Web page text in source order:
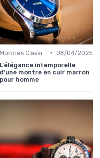
• 08/04/2025
L'élégance intemporelle
d'une montre en cuir marron
pour homme